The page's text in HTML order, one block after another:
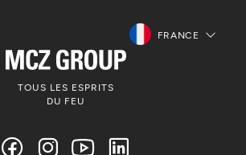
FRANCE
TOUS LES ESPRITS
DU FEU